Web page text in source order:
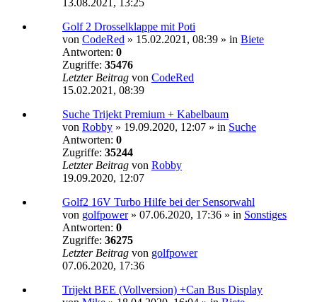
13.08.2021, 13:25
Golf 2 Drosselklappe mit Poti
von CodeRed » 15.02.2021, 08:39 » in Biete
Antworten: 0
Zugriffe: 35476
Letzter Beitrag von CodeRed
15.02.2021, 08:39
Suche Trijekt Premium + Kabelbaum
von Robby » 19.09.2020, 12:07 » in Suche
Antworten: 0
Zugriffe: 35244
Letzter Beitrag von Robby
19.09.2020, 12:07
Golf2 16V Turbo Hilfe bei der Sensorwahl
von golfpower» 07.06.2020, 17:36 » in Sonstiges
Antworten: 0
Zugriffe: 36275
Letzter Beitrag von golfpower
07.06.2020, 17:36
Trijekt BEE (Vollversion) +Can Bus Display